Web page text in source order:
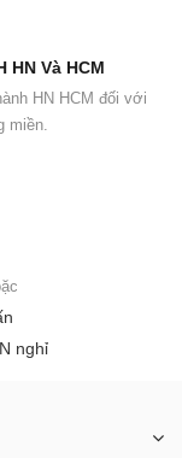
HN Và HCM
HN HCM đối với
miền.
nghỉ